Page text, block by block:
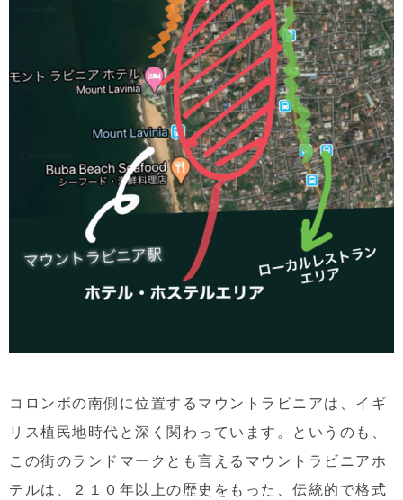
コロンボの南側に位置するマウントラビニアは、イギ
リス植民地時代と深く関わっています。というのも、
この街のランドマークとも言えるマウントラビニアホ
テルは、２１０年以上の歴史をもった、伝統的で格式